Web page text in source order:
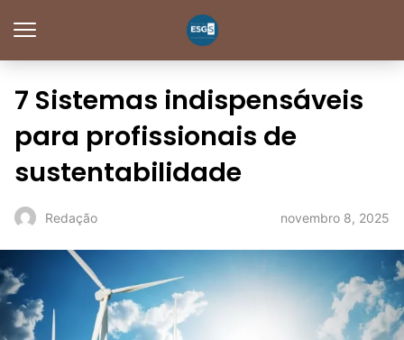
7 Sistemas indispensáveis
para profissionais de
sustentabilidade
Redação novembro 8, 2025